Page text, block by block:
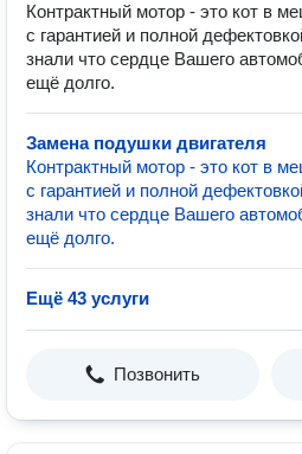
Контрактный мотор - это кот в
с гарантией и полной
знали что сердце Вашего
ещё долго.
Замена подушки двигателя
Контрактный мотор - это кот в
с гарантией и полной
знали что сердце Вашего
ещё долго.
Ещё 43 услуги
Позвонить